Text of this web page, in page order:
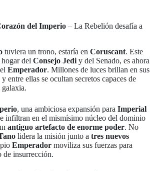
del Imperio – La Rebelión desafía a
tuviera un trono, estaría en Coruscant. Este
del Consejo Jedi y del Senado, es ahora
Emperador. Millones de luces brillan en sus
ellas se ocultan secretos capaces de
galaxia.
, una ambiciosa expansión para Imperial
infiltran en el mismísimo núcleo del dominio
antiguo artefacto de enorme poder. No
lidera la misión junto a tres nuevos
Emperador moviliza sus fuerzas para
de insurrección.